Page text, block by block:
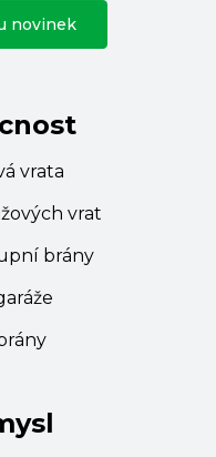
novinek
vrata
vrat
brány